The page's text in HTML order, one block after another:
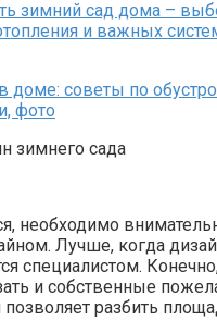
зимнего сада
необходимо
Лучше, когда
специалистом.
и собственные
разбить